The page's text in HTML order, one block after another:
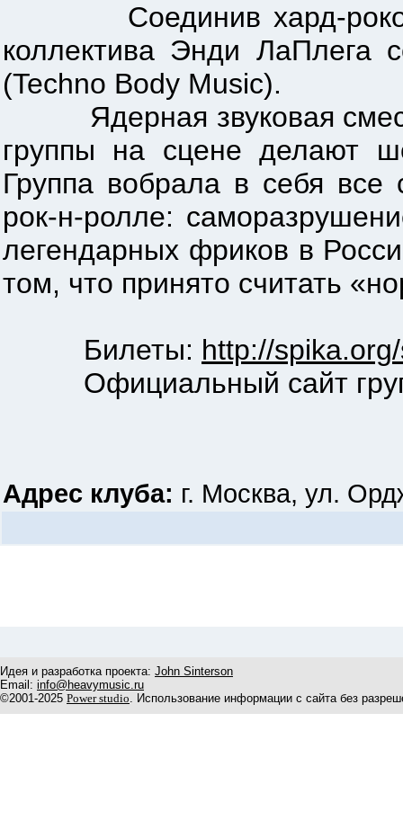
Соединив хард-
коллектива Энди ЛаПлега
(Techno Body Music).
Ядерная звуковая смесь
группы на сцене делают
Группа вобрала в себя все
рок-н-ролле:
легендарных фриков в
том, что принято считать
Билеты: http://
Официальный сайт
Адрес клуба: г. Москва, ул.
Идея и разработка проекта: John Sinterson
Email: info@heavymusic.ru
©2001-2025 Power studio. Использование информации с сайта без